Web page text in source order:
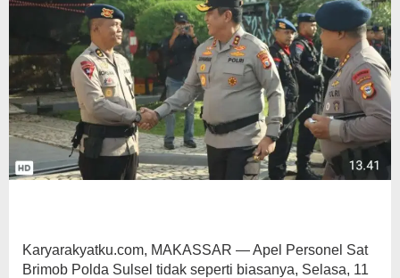
Karyarakyatku.com, MAKASSAR — Apel Personel Sat
Brimob Polda Sulsel tidak seperti biasanya, Selasa, 11